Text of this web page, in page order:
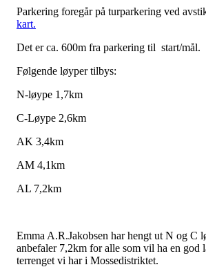
Parkering foregår på turparkering ved
kart.
Det er ca. 600m fra parkering til start/mål.
Følgende løyper tilbys:
N-løype 1,7km
C-Løype 2,6km
AK 3,4km
AM 4,1km
AL 7,2km
Emma A.R.Jakobsen har hengt ut N og C
anbefaler 7,2km for alle som vil ha en god
terrenget vi har i Mossedistriktet.